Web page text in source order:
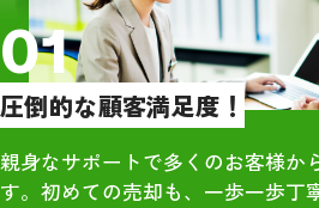
っ越しの際にも大橋さんに立
会っていただき、引っ越し先
遠隔地だったので不用品等の
始末もお願いすることができ、
大変助かりました。
直感でグリーンハウジングの
01
圧倒的な顧客満足度！
親身なサポートで多くのお客様か
す。初めての売却も、一歩一歩丁